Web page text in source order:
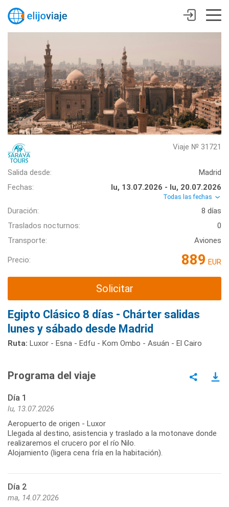
Viaje № 31721
Salida desde:
Madrid
Fechas:
lu, 13.07.2026 - lu, 20.07.2026
Todas las fechas
Duración:
8 días
Traslados nocturnos:
0
Transporte:
Aviones
Precio: 889 EUR
Solicitar
Egipto Clásico 8 días - Chárter salidas
lunes y sábado desde Madrid
Ruta: Luxor - Esna - Edfu - Kom Ombo - Asuán - El Cairo
Programa del viaje
Día 1
lu, 13.07.2026
Aeropuerto de origen - Luxor
Llegada al destino, asistencia y traslado a la motonave donde
realizaremos el crucero por el río Nilo.
Alojamiento (ligera cena fría en la habitación).
Día 2
ma, 14.07.2026